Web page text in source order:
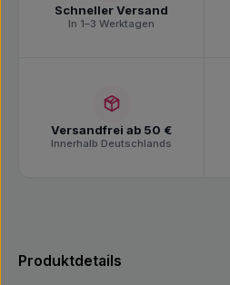
Schneller Versand
In 1–3 Werktagen
Versandfrei ab 50 €
Innerhalb Deutschlands
Produktdetails